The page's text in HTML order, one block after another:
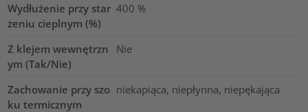
Wydłużenie przy star
zeniu cieplnym (%)
400 %
Z klejem wewnętrzn
ym (Tak/Nie)
Nie
Zachowanie przy szo
ku termicznym
niekapiąca, niepłynna, niepękająca